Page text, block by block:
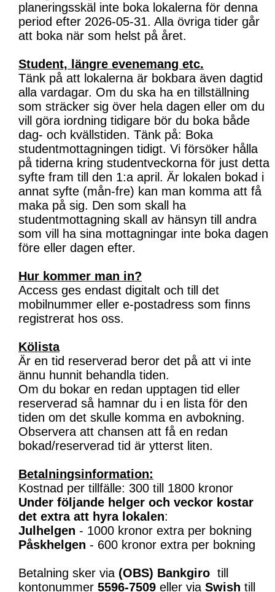
planeringsskäl inte boka lokalerna för denna
period efter 2026-05-31. Alla övriga tider går
att boka när som helst på året.
Student, längre evenemang etc.
Tänk på att lokalerna är bokbara även dagtid
alla vardagar. Om du ska ha en tillställning
som sträcker sig över hela dagen eller om du
vill göra iordning tidigare bör du boka både
dag- och kvällstiden. Tänk på: Boka
studentmottagningen tidigt. Vi försöker hålla
på tiderna kring studentveckorna för just detta
syfte fram till den 1:a april. Är lokalen bokad i
annat syfte (mån-fre) kan man komma att få
maka på sig. Den som skall ha
studentmottagning skall av hänsyn till andra
som vill ha sina mottagningar inte boka dagen
före eller dagen efter.
Hur kommer man in?
Access ges endast digitalt och till det
mobilnummer eller e-postadress som finns
registrerat hos oss.
Kölista
Är en tid reserverad beror det på att vi inte
ännu hunnit behandla tiden.
Om du bokar en redan upptagen tid eller
reserverad så hamnar du i en lista för den
tiden om det skulle komma en avbokning.
Observera att chansen att få en redan
bokad/reserverad tid är ytterst liten.
Betalningsinformation:
Kostnad per tillfälle: 300 till 1800 kronor
Under följande helger och veckor kostar
det extra att hyra lokalen:
Julhelgen - 1000 kronor extra per bokning
Påskhelgen - 600 kronor extra per bokning
Betalning sker via (OBS) Bankgiro till
kontonummer 5596-7509 eller via Swish till